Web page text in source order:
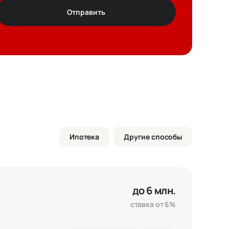
Отправить
Ипотека Другие способы
до 6 млн.
ставка от 6%
3 973 750 ₽